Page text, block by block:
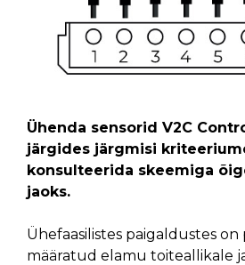
Ühenda sensorid V2C
järgides järgmisi
konsulteerida skeemiga
jaoks.
Ühefaasilistes paigaldustes on
määratud elamu toiteallikale